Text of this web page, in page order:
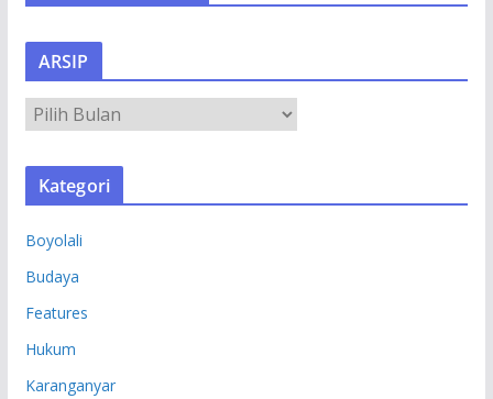
ARSIP
R
S
Kategori
Boyolali
Budaya
Features
Hukum
Karanganyar